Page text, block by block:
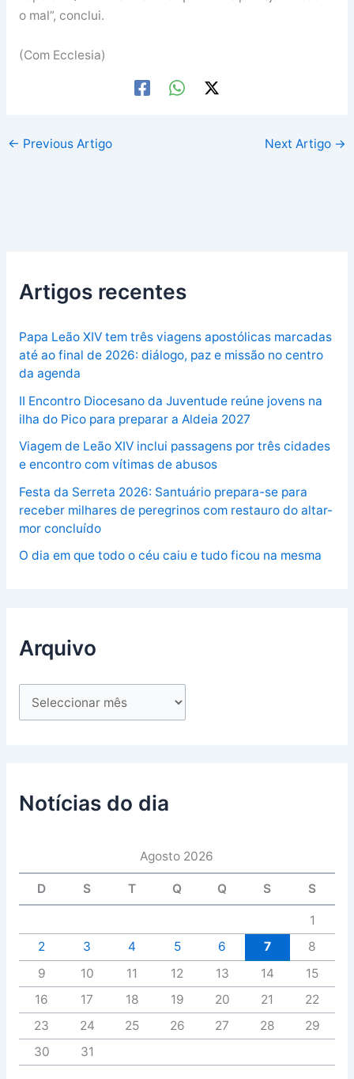
o mal”, conclui.
(Com Ecclesia)
← Previous Artigo Next Artigo →
Artigos recentes
Papa Leão XIV tem três viagens apostólicas marcadas
até ao final de 2026: diálogo, paz e missão no centro
da agenda
II Encontro Diocesano da Juventude reúne jovens na
ilha do Pico para preparar a Aldeia 2027
Viagem de Leão XIV inclui passagens por três cidades
e encontro com vítimas de abusos
Festa da Serreta 2026: Santuário prepara-se para
receber milhares de peregrinos com restauro do altar-
mor concluído
O dia em que todo o céu caiu e tudo ficou na mesma
Arquivo
Notícias do dia
Agosto 2026
D S T Q Q S S
1
2
3 4 5 6 7
8
9
10 11 12 13 14
15
16
17 18 19 20 21
22
23
24 25 26 27 28
29
30
31